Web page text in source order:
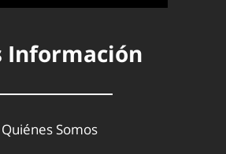
Información
Quiénes Somos